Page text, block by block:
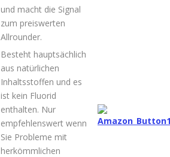
und macht die Signal
zum preiswerten
Allrounder.
Besteht hauptsächlich
aus natürlichen
Inhaltsstoffen und es
ist kein Fluorid
enthalten. Nur
empfehlenswert wenn
Sie Probleme mit
herkömmlichen